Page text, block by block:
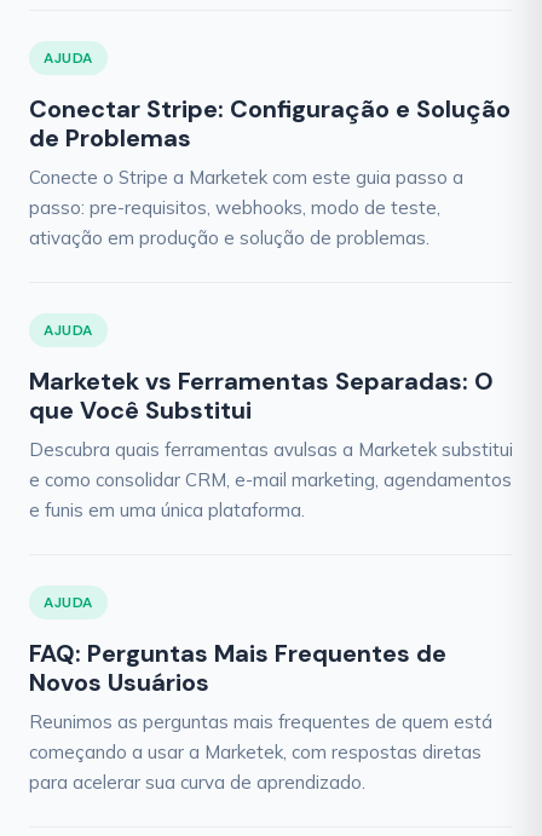
AJUDA
Conectar Stripe: Configuração e Solução
de Problemas
Conecte o Stripe a Marketek com este guia passo a
passo: pre-requisitos, webhooks, modo de teste,
ativação em produção e solução de problemas.
AJUDA
Marketek vs Ferramentas Separadas: O
que Você Substitui
Descubra quais ferramentas avulsas a Marketek substitui
e como consolidar CRM, e-mail marketing, agendamentos
e funis em uma única plataforma.
AJUDA
FAQ: Perguntas Mais Frequentes de
Novos Usuários
Reunimos as perguntas mais frequentes de quem está
começando a usar a Marketek, com respostas diretas
para acelerar sua curva de aprendizado.